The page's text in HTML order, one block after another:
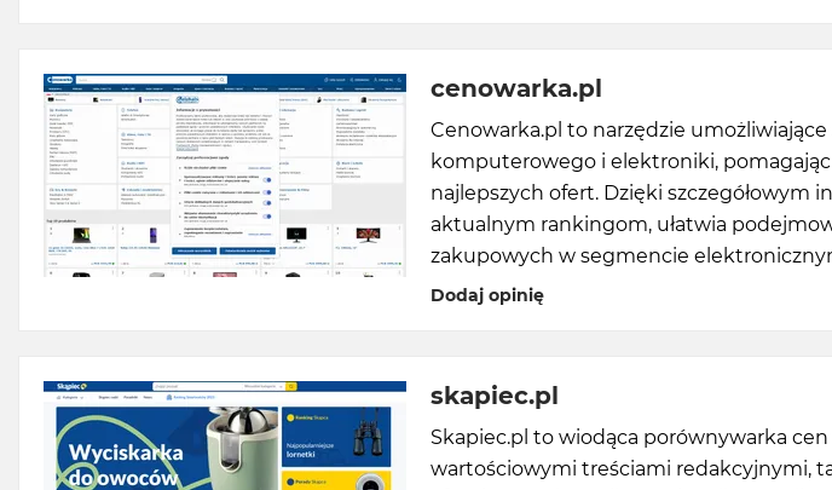
cenowarka.pl
Cenowarka.pl to narzędzie
komputerowego i elektroniki,
najlepszych ofert. Dzięki szczegółowym
aktualnym rankingom, ułatwia
zakupowych w segmencie
Dodaj opinię
skapiec.pl
Skapiec.pl to wiodąca porównywarka
wartościowymi treściami redakcyjnymi,